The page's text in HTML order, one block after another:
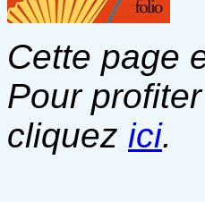
Cette page
Pour
cliquez ici.